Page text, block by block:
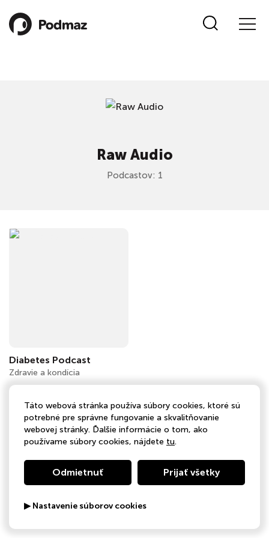
Raw Audio
Podcastov: 1
Diabetes Podcast
Zdravie a kondícia
Táto webová stránka používa súbory cookies, ktoré sú
potrebné pre správne fungovanie a skvalitňovanie
webovej stránky. Ďalšie informácie o tom, ako
používame súbory cookies, nájdete tu.
Odmietnuť Prijať všetky
▶ Nastavenie súborov cookies